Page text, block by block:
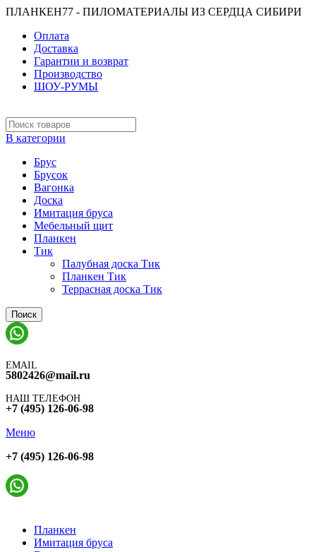
ПЛАНКЕН77 - ПИЛОМАТЕРИАЛЫ ИЗ СЕРДЦА СИБИРИ
Оплата
Доставка
Гарантии и возврат
Производство
ШОУ-РУМЫ
В категории
Брус
Брусок
Вагонка
Доска
Имитация бруса
Мебельный щит
Планкен
Тик
Палубная доска Тик
Планкен Тик
Террасная доска Тик
Поиск
EMAIL
5802426@mail.ru
НАШ ТЕЛЕФОН
+7 (495) 126-06-98
Меню
+7 (495) 126-06-98
Планкен
Имитация бруса